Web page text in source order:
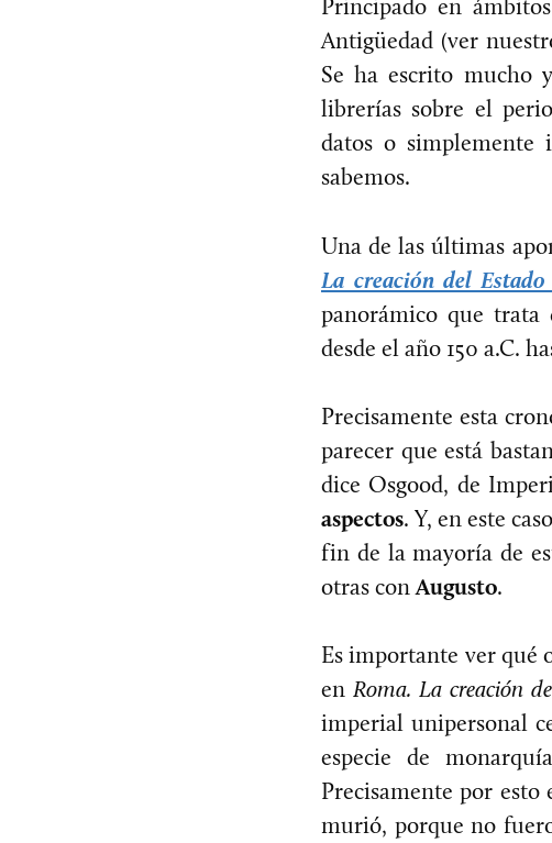
Principado en
Antigüedad (ver
Se ha escrito mucho
librerías sobre el
datos o simplemente
sabemos.
Una de las últimas
La creación del
panorámico que
desde el año 150 a.C.
Precisamente esta
parecer que está
dice Osgood, de
aspectos. Y, en este
fin de la mayoría de
otras con Augusto.
Es importante ver qué
en Roma. La creación
imperial unipersonal
especie de
Precisamente por
murió, porque no